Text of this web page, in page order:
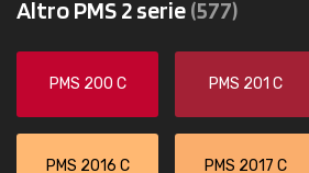
Altro PMS 2 serie(577)
PMS 200 C PMS 201 C
PMS 2016 C PMS 2017 C